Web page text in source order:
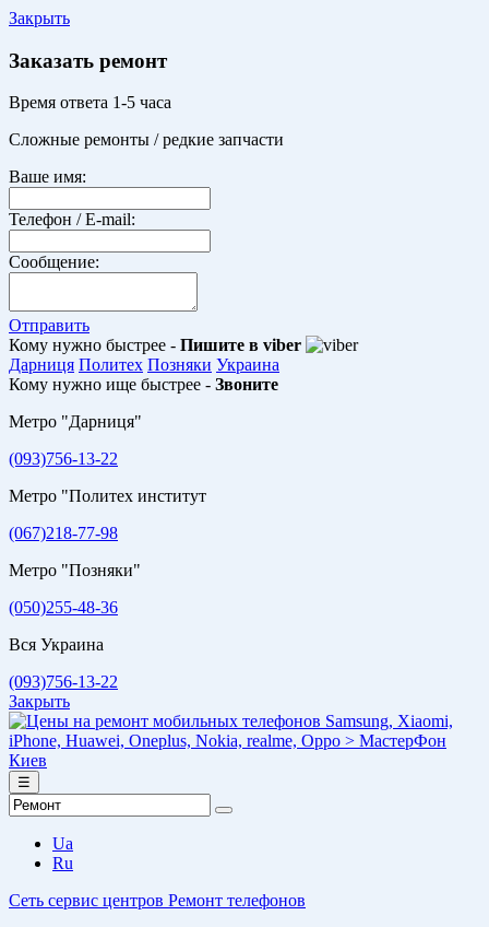
Закрыть
Заказать ремонт
Время ответа 1-5 часа
Сложные ремонты / редкие запчасти
Ваше имя:
Телефон / E-mail:
Сообщение:
Отправить
Кому нужно быстрее - Пишите в viber
Дарниця Политех Позняки Украина
Кому нужно ище быстрее - Звоните
Метро "Дарниця"
(093)756-13-22
Метро "Политех институт
(067)218-77-98
Метро "Позняки"
(050)255-48-36
Вся Украина
(093)756-13-22
Закрыть
☰
Ua
Ru
Сеть сервис центров Ремонт телефонов